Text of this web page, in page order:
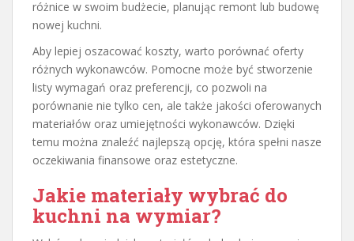
różnice w swoim budżecie, planując remont lub budowę
nowej kuchni.
Aby lepiej oszacować koszty, warto porównać oferty
różnych wykonawców. Pomocne może być stworzenie
listy wymagań oraz preferencji, co pozwoli na
porównanie nie tylko cen, ale także jakości oferowanych
materiałów oraz umiejętności wykonawców. Dzięki
temu można znaleźć najlepszą opcję, która spełni nasze
oczekiwania finansowe oraz estetyczne.
Jakie materiały wybrać do
kuchni na wymiar?